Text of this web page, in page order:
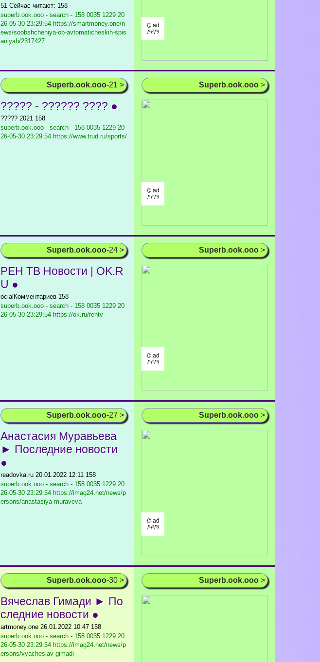
51 Сейчас читают: 158
superb.ook.ooo - search - 158 0035 1229 20
26-05-30 23:29:54 https://smartmoney.one/n
ews/soobshcheniya-ob-avtomaticheskih-spis
aniyah/2317427
⌬ ad
/¹/²/³/
Superb.ook.ooo-21 >
????? - ?????? ???? ●
????? 2021 158
superb.ook.ooo - search - 158 0035 1229 20
26-05-30 23:29:54 https://www.trud.ru/sports/
Superb.ook.ooo >
⌬ ad
/¹/²/³/
Superb.ook.ooo-24 >
РЕН ТВ Новости | OK.R
U ●
ocialКомментариев 158
superb.ook.ooo - search - 158 0035 1229 20
26-05-30 23:29:54 https://ok.ru/rentv
Superb.ook.ooo >
⌬ ad
/¹/²/³/
Superb.ook.ooo-27 >
Анастасия Муравьева
► Последние новости
●
readovka.ru 20.01.2022 12:11 158
superb.ook.ooo - search - 158 0035 1229 20
26-05-30 23:29:54 https://imag24.net/news/p
ersons/anastasiya-muraveva
Superb.ook.ooo >
⌬ ad
/¹/²/³/
Superb.ook.ooo-30 >
Вячеслав Гимади ► По
следние новости ●
artmoney.one 26.01.2022 10:47 158
superb.ook.ooo - search - 158 0035 1229 20
26-05-30 23:29:54 https://imag24.net/news/p
ersons/vyacheslav-gimadi
Superb.ook.ooo >